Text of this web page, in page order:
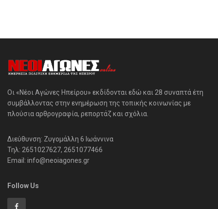
Οι «Νέοι Αγώνες Ηπείρου» εκδίδονται εδώ και 28 συναπτά έτη
συμβάλλοντας στην ενημέρωση της τοπικής κοινωνίας με
πλούσια αρθρογραφία, ρεπορτάζ και σχόλια.
Διεύθυνση: Ζυγομάλλη 6 Ιωάννινα
Τηλ: 2651027627, 2651077466
Email: info@neoiagones.gr
Follow Us